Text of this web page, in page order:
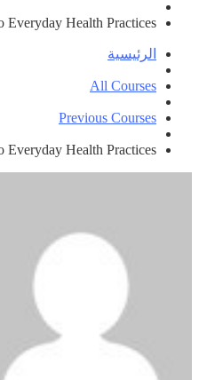
Everyday Health Practices
الرئيسية
All Courses
Previous Courses
Everyday Health Practices